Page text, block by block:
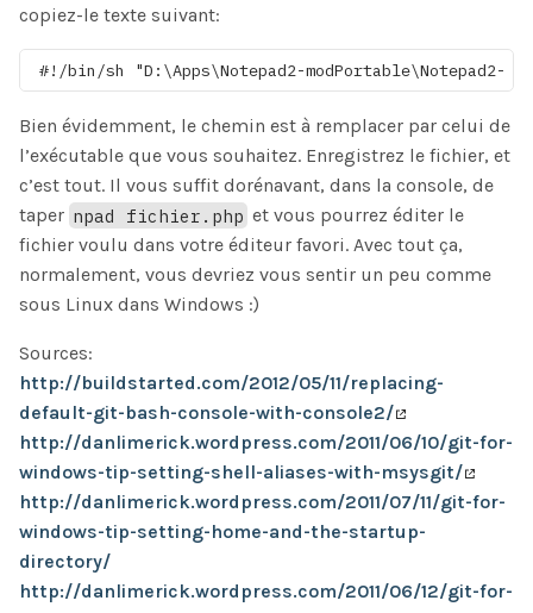
copiez-le texte suivant:
Bien évidemment, le chemin est à remplacer par celui de
l’exécutable que vous souhaitez. Enregistrez le fichier, et
c’est tout. Il vous suffit dorénavant, dans la console, de
taper npad fichier.php et vous pourrez éditer le
fichier voulu dans votre éditeur favori. Avec tout ça,
normalement, vous devriez vous sentir un peu comme
sous Linux dans Windows :)
Sources:
http://buildstarted.com/2012/05/11/replacing-
default-git-bash-console-with-console2/
http://danlimerick.wordpress.com/2011/06/10/git-for-
windows-tip-setting-shell-aliases-with-msysgit/
http://danlimerick.wordpress.com/2011/07/11/git-for-
windows-tip-setting-home-and-the-startup-
directory/
http://danlimerick.wordpress.com/2011/06/12/git-for-